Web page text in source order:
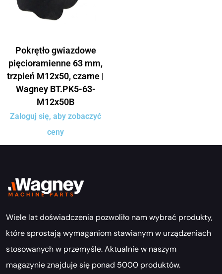
Pokrętło gwiazdowe
pięcioramienne 63 mm,
trzpień M12x50, czarne |
Wagney BT.PK5-63-
M12x50B
Zaloguj się, aby zobaczyć
ceny
Wiele lat doświadczenia pozwoliło nam wybrać produkty,
które sprostają wymaganiom stawianym w urządzeniach
stosowanych w przemyśle. Aktualnie w naszym
magazynie znajduje się ponad 5000 produktów.